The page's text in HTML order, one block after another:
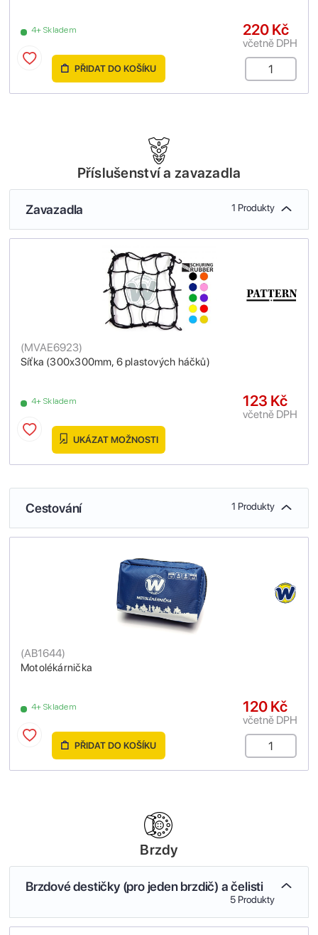
4+ Skladem 220 Kč
včetně DPH
PŘIDAT DO KOŠÍKU
Příslušenství a zavazadla
Zavazadla 1 Produkty
Síťka (300x300mm, 6 plastových háčků)
(MVAE6923)
4+ Skladem 123 Kč
včetně DPH
UKÁZAT MOŽNOSTI
Cestování 1 Produkty
Motolékárnička
(AB1644)
4+ Skladem 120 Kč
včetně DPH
PŘIDAT DO KOŠÍKU
Brzdy
Brzdové destičky (pro jeden brzdič) a čelisti
5 Produkty